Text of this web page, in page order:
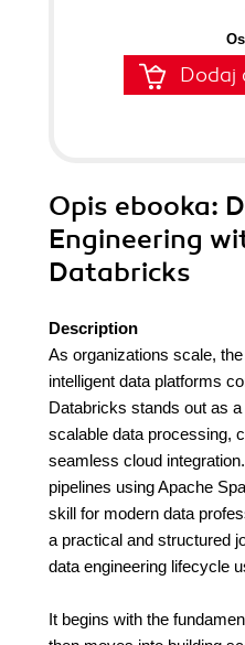
Dodaj
Opis ebooka:
Engineering
Databricks
Description
As organizations scale,
intelligent data platforms
Databricks stands out as
scalable data processing,
seamless cloud
pipelines using Apache
skill for modern data
a practical and structured
data engineering lifecycle
It begins with the